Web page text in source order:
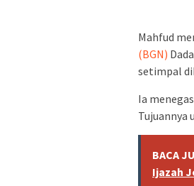
Mahfud
(BGN)
setimpal
Ia
Tujuannya
BACA
Ijazah